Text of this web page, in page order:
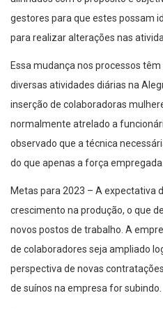
gestores para que estes possam
para realizar alterações nas
Essa mudança nos processos
diversas atividades diárias na
inserção de colaboradoras
normalmente atrelado a
observado que a técnica
do que apenas a força empregada.
Metas para 2023 – A expectativa
crescimento na produção, o que
novos postos de trabalho. A
de colaboradores seja ampliado
perspectiva de novas
de suínos na empresa for subindo.